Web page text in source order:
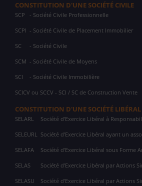
CONSTITUTION D'UNE SOCIÉTÉ CIVILE
SCP - Société Civile Professionnelle
SCPI - Société Civile de Placement Immobilier
SC - Société Civile
SCM - Société Civile de Moyens
SCI - Société Civile Immobilière
SCICV ou SCCV - SCI / SC de Construction Vente
CONSTITUTION D'UNE SOCIÉTÉ LIBÉRAL
SELARL Société d'Exercice Libéral à
SELEURL Société d'Exercice Libéral ayant un
SELAFA Société d'Exercice Libéral sous Forme
SELAS Société d'Exercice Libéral par Actions
SELASU Société d'Exercice Libéral par Actions